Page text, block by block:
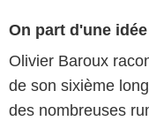
On part d'une
Olivier Baroux
de son sixième
des nombreuses